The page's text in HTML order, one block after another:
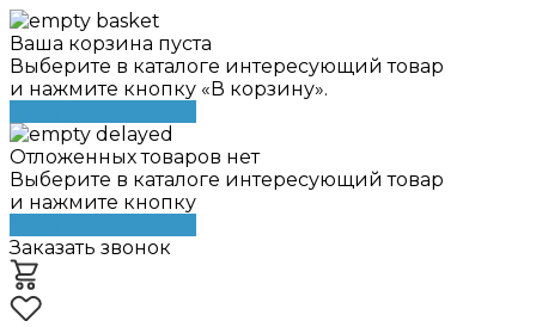
Ваша корзина пуста
Выберите в каталоге интересующий товар
и нажмите кнопку «В корзину».
Отложенных товаров нет
Выберите в каталоге интересующий товар
и нажмите кнопку
Заказать звонок